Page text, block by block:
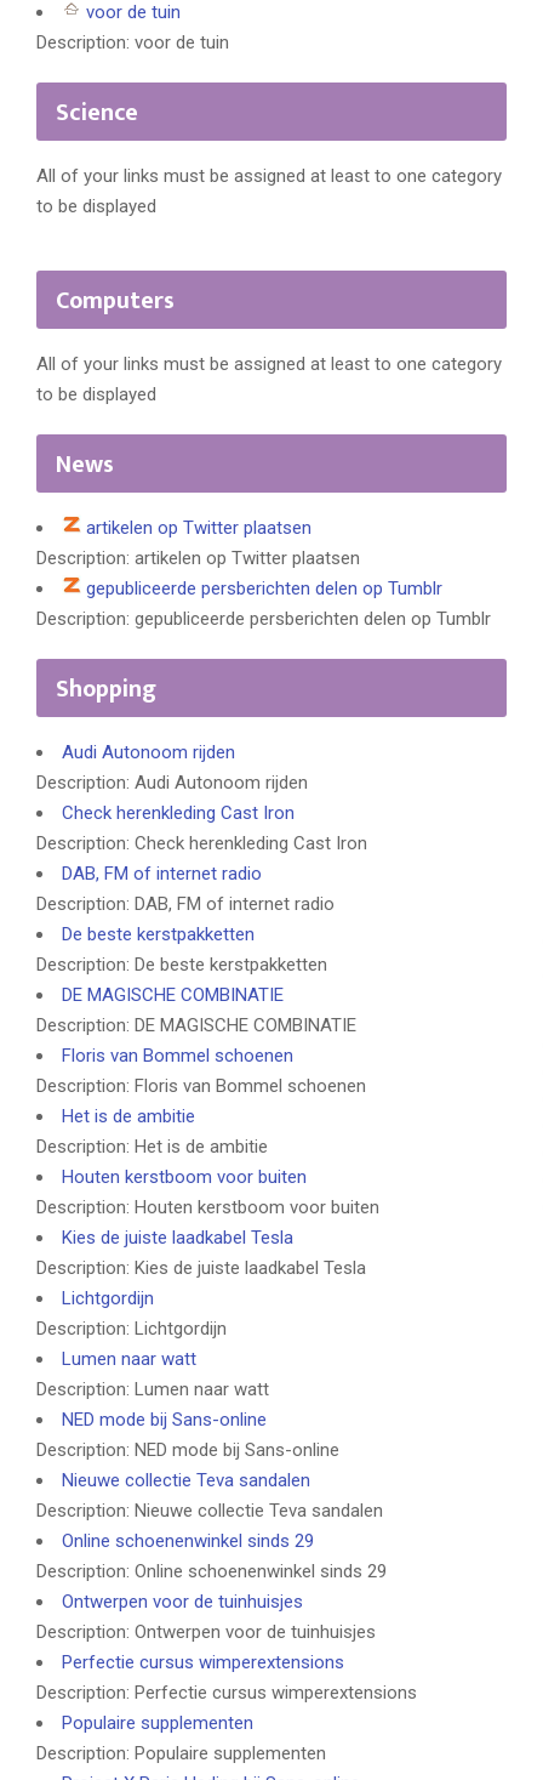
voor de tuin
Description: voor de tuin
Science
All of your links must be assigned at least to one category
to be displayed
Computers
All of your links must be assigned at least to one category
to be displayed
News
artikelen op Twitter plaatsen
Description: artikelen op Twitter plaatsen
gepubliceerde persberichten delen op Tumblr
Description: gepubliceerde persberichten delen op Tumblr
Shopping
Audi Autonoom rijden
Description: Audi Autonoom rijden
Check herenkleding Cast Iron
Description: Check herenkleding Cast Iron
DAB, FM of internet radio
Description: DAB, FM of internet radio
De beste kerstpakketten
Description: De beste kerstpakketten
DE MAGISCHE COMBINATIE
Description: DE MAGISCHE COMBINATIE
Floris van Bommel schoenen
Description: Floris van Bommel schoenen
Het is de ambitie
Description: Het is de ambitie
Houten kerstboom voor buiten
Description: Houten kerstboom voor buiten
Kies de juiste laadkabel Tesla
Description: Kies de juiste laadkabel Tesla
Lichtgordijn
Description: Lichtgordijn
Lumen naar watt
Description: Lumen naar watt
NED mode bij Sans-online
Description: NED mode bij Sans-online
Nieuwe collectie Teva sandalen
Description: Nieuwe collectie Teva sandalen
Online schoenenwinkel sinds 29
Description: Online schoenenwinkel sinds 29
Ontwerpen voor de tuinhuisjes
Description: Ontwerpen voor de tuinhuisjes
Perfectie cursus wimperextensions
Description: Perfectie cursus wimperextensions
Populaire supplementen
Description: Populaire supplementen